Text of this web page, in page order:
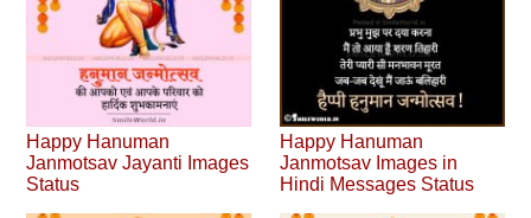
Happy Hanuman
Janmotsav Jayanti Images
Status
Happy Hanuman
Janmotsav Images in
Hindi Messages Status